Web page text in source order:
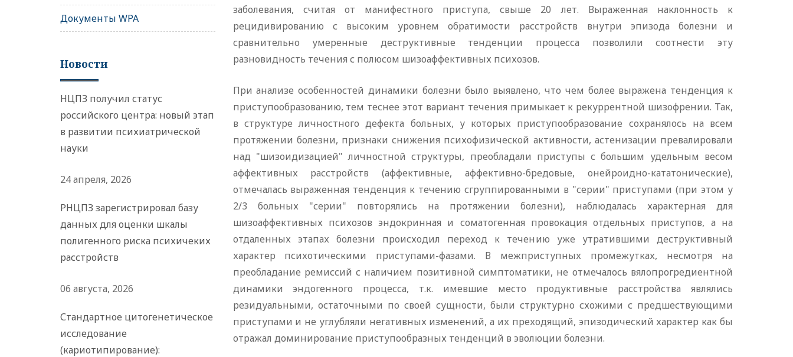
заболевания, считая от манифестного приступа, свыше 20 лет. Выраженная наклонность к
рецидивированию с высоким уровнем обратимости расстройств внутри эпизода болезни и
сравнительно умеренные деструктивные тенденции процесса позволили соотнести эту
разновидность течения с полюсом шизоаффективных психозов.
При анализе особенностей динамики болезни было выявлено, что чем более выражена тенденция к
приступообразованию, тем теснее этот вариант течения примыкает к рекуррентной шизофрении. Так,
в структуре личностного дефекта больных, у которых приступообразование сохранялось на всем
протяжении болезни, признаки снижения психофизической активности, астенизации превалировали
над "шизоидизацией" личностной структуры, преобладали приступы с большим удельным весом
аффективных расстройств (аффективные, аффективно-бредовые, онейроидно-кататонические),
отмечалась выраженная тенденция к течению сгруппированными в "серии" приступами (при этом у
2/3 больных "серии" повторялись на протяжении болезни), наблюдалась характерная для
шизоаффективных психозов эндокринная и соматогенная провокация отдельных приступов, а на
отдаленных этапах болезни происходил переход к течению уже утратившими деструктивный
характер психотическими приступами-фазами. В межприступных промежутках, несмотря на
преобладание ремиссий с наличием позитивной симптоматики, не отмечалось вялопрогредиентной
динамики эндогенного процесса, т.к. имевшие место продуктивные расстройства являлись
резидуальными, остаточными по своей сущности, были структурно схожими с предшествующими
приступами и не углубляли негативных изменений, а их преходящий, эпизодический характер как бы
отражал доминирование приступообразных тенденций в эволюции болезни.
Документы WPA
Новости
НЦПЗ получил статус
российского центра: новый этап
в развитии психиатрической
науки
24 апреля, 2026
РНЦПЗ зарегистрировал базу
данных для оценки шкалы
полигенного риска психичеких
расстройств
06 августа, 2026
Стандартное цитогенетическое
исследование
(кариотипирование):